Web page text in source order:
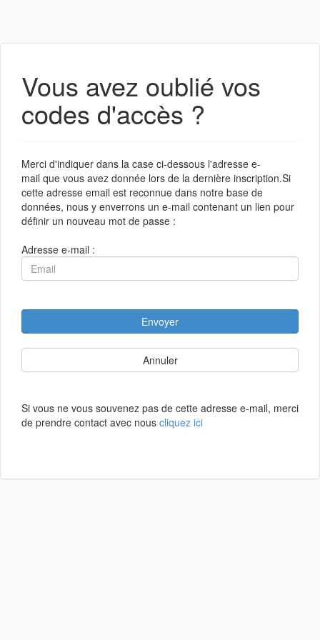
Vous avez oublié vos
codes d'accès ?
Merci d'indiquer dans la case ci-dessous l'adresse e-
mail que vous avez donnée lors de la dernière inscription.Si
cette adresse email est reconnue dans notre base de
données, nous y enverrons un e-mail contenant un lien pour
définir un nouveau mot de passe :
Adresse e-mail :
Envoyer
Annuler
Si vous ne vous souvenez pas de cette adresse e-mail, merci
de prendre contact avec nous cliquez ici